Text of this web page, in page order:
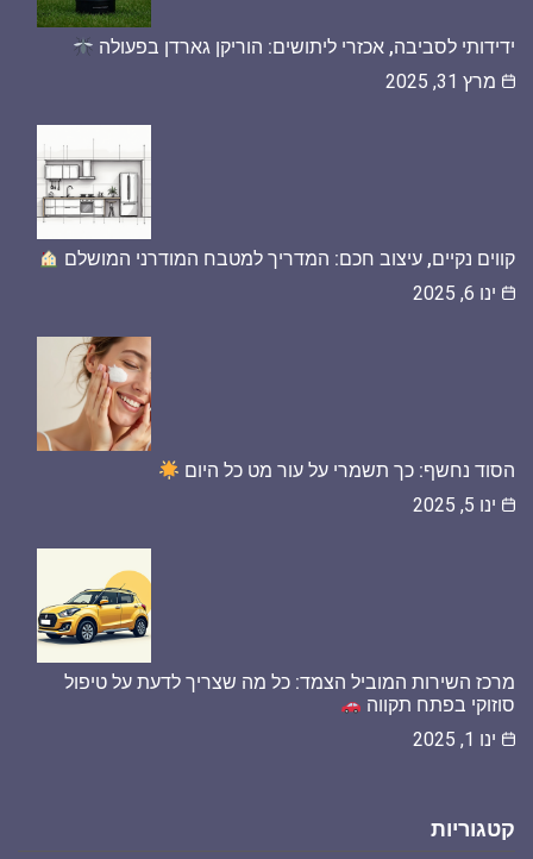
ידידותי לסביבה, אכזרי ליתושים: הוריקן גארדן בפעולה
מרץ 31, 2025
קווים נקיים, עיצוב חכם: המדריך למטבח המודרני המושלם
ינו 6, 2025
הסוד נחשף: כך תשמרי על עור מט כל היום
ינו 5, 2025
מרכז השירות המוביל הצמד: כל מה שצריך לדעת על טיפול
סוזוקי בפתח תקווה
ינו 1, 2025
קטגוריות